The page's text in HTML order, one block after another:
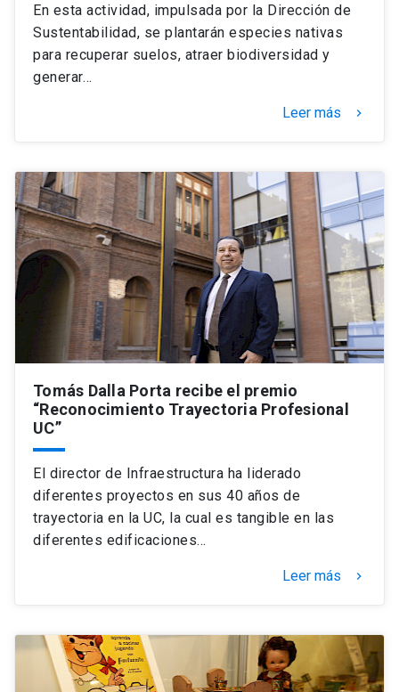
En esta actividad, impulsada por la Dirección de
Sustentabilidad, se plantarán especies nativas
para recuperar suelos, atraer biodiversidad y
generar…
Leer más keyboard_arrow_right
Tomás Dalla Porta recibe el premio
“Reconocimiento Trayectoria Profesional
UC”
El director de Infraestructura ha liderado
diferentes proyectos en sus 40 años de
trayectoria en la UC, la cual es tangible en las
diferentes edificaciones…
Leer más keyboard_arrow_right